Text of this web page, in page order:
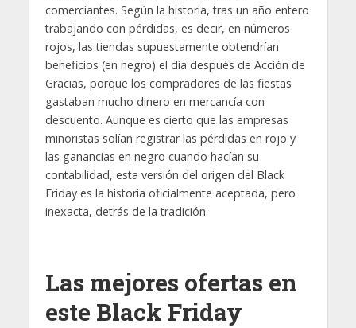
comerciantes. Según la historia, tras un año entero
trabajando con pérdidas, es decir, en números
rojos, las tiendas supuestamente obtendrían
beneficios (en negro) el día después de Acción de
Gracias, porque los compradores de las fiestas
gastaban mucho dinero en mercancía con
descuento. Aunque es cierto que las empresas
minoristas solían registrar las pérdidas en rojo y
las ganancias en negro cuando hacían su
contabilidad, esta versión del origen del Black
Friday es la historia oficialmente aceptada, pero
inexacta, detrás de la tradición.
Las mejores ofertas en
este Black Friday